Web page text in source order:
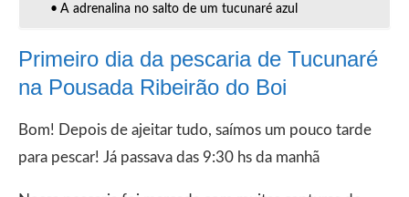
A adrenalina no salto de um tucunaré azul
Primeiro dia da pescaria de Tucunaré
na Pousada Ribeirão do Boi
Bom! Depois de ajeitar tudo, saímos um pouco tarde
para pescar! Já passava das 9:30 hs da manhã